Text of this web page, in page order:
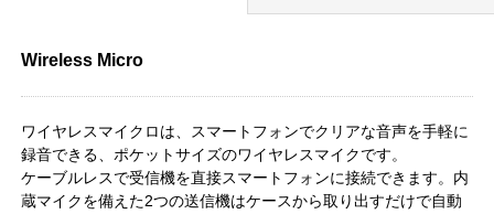
Wireless Micro
ワイヤレスマイクロは、スマートフォンでクリアな音声を手軽に
録音できる、ポケットサイズのワイヤレスマイクです。
ケーブルレスで受信機を直接スマートフォンに接続できます。内
蔵マイクを備えた2つの送信機はケースから取り出すだけで自動